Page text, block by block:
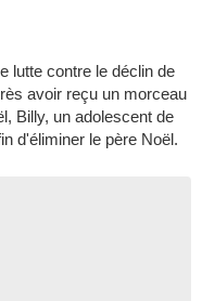
lutte contre le déclin de
avoir reçu un morceau
Billy, un adolescent de
d'éliminer le père Noël.